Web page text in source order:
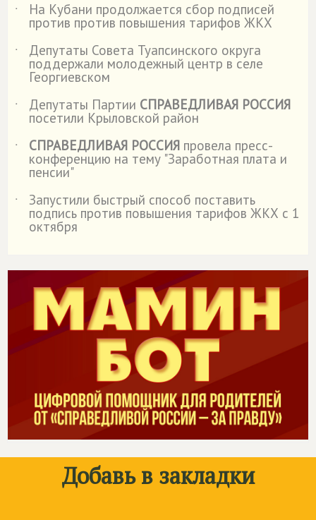
˙ На Кубани продолжается сбор подписей
против против повышения тарифов ЖКХ
˙
Депутаты Совета Туапсинского округа
поддержали молодежный центр в селе
Георгиевском
˙
Депутаты Партии СПРАВЕДЛИВАЯ РОССИЯ
посетили Крыловской район
˙
СПРАВЕДЛИВАЯ РОССИЯ провела пресс-
конференцию на тему "Заработная плата и
пенсии"
˙
Запустили быстрый способ поставить
подпись против повышения тарифов ЖКХ с 1
октября
Добавь в закладки